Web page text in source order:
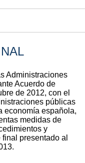
Administraciones
Acuerdo de
de 2012, con el
públicas
economía española,
medidas de
y
presentado al